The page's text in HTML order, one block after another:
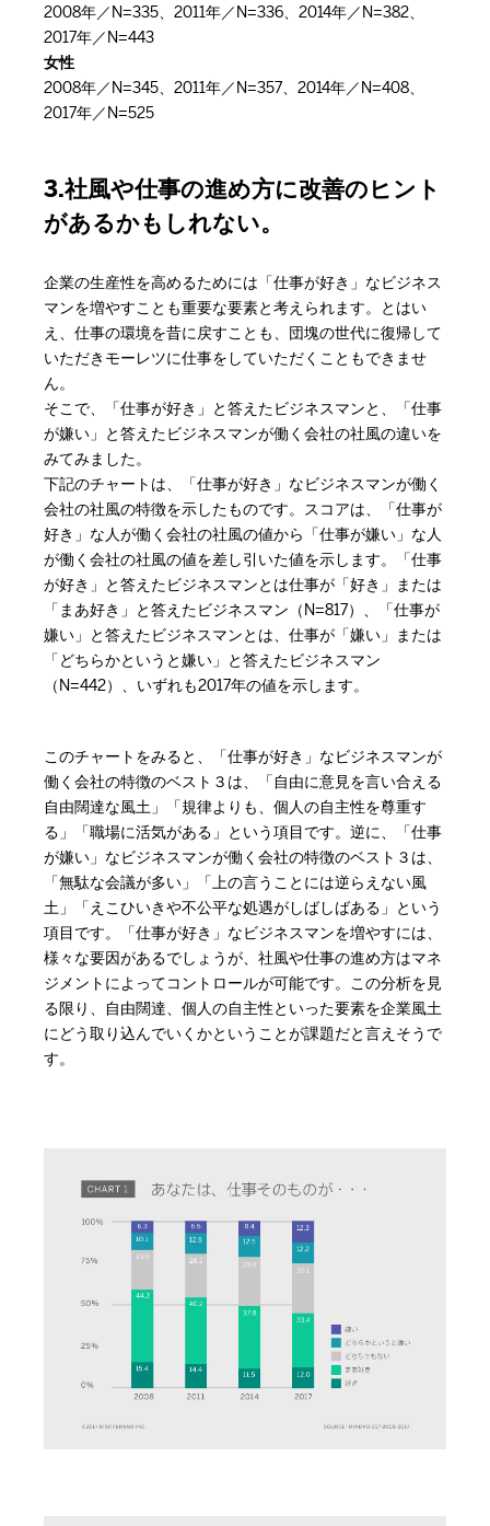
2008年／N=335、2011年／N=336、2014年／N=382、
2017年／N=443
女性
2008年／N=345、2011年／N=357、2014年／N=408、
2017年／N=525
3.社風や仕事の進め方に改善のヒント
があるかもしれない。
企業の生産性を高めるためには「仕事が好き」なビジネス
マンを増やすことも重要な要素と考えられます。とはい
え、仕事の環境を昔に戻すことも、団塊の世代に復帰して
いただきモーレツに仕事をしていただくこともできませ
ん。
そこで、「仕事が好き」と答えたビジネスマンと、「仕事
が嫌い」と答えたビジネスマンが働く会社の社風の違いを
みてみました。
下記のチャートは、「仕事が好き」なビジネスマンが働く
会社の社風の特徴を示したものです。スコアは、「仕事が
好き」な人が働く会社の社風の値から「仕事が嫌い」な人
が働く会社の社風の値を差し引いた値を示します。「仕事
が好き」と答えたビジネスマンとは仕事が「好き」または
「まあ好き」と答えたビジネスマン（N=817）、「仕事が
嫌い」と答えたビジネスマンとは、仕事が「嫌い」または
「どちらかというと嫌い」と答えたビジネスマン
（N=442）、いずれも2017年の値を示します。
このチャートをみると、「仕事が好き」なビジネスマンが
働く会社の特徴のベスト３は、「自由に意見を言い合える
自由闊達な風土」「規律よりも、個人の自主性を尊重す
る」「職場に活気がある」という項目です。逆に、「仕事
が嫌い」なビジネスマンが働く会社の特徴のベスト３は、
「無駄な会議が多い」「上の言うことには逆らえない風
土」「えこひいきや不公平な処遇がしばしばある」という
項目です。「仕事が好き」なビジネスマンを増やすには、
様々な要因があるでしょうが、社風や仕事の進め方はマネ
ジメントによってコントロールが可能です。この分析を見
る限り、自由闊達、個人の自主性といった要素を企業風土
にどう取り込んでいくかということが課題だと言えそうで
す。